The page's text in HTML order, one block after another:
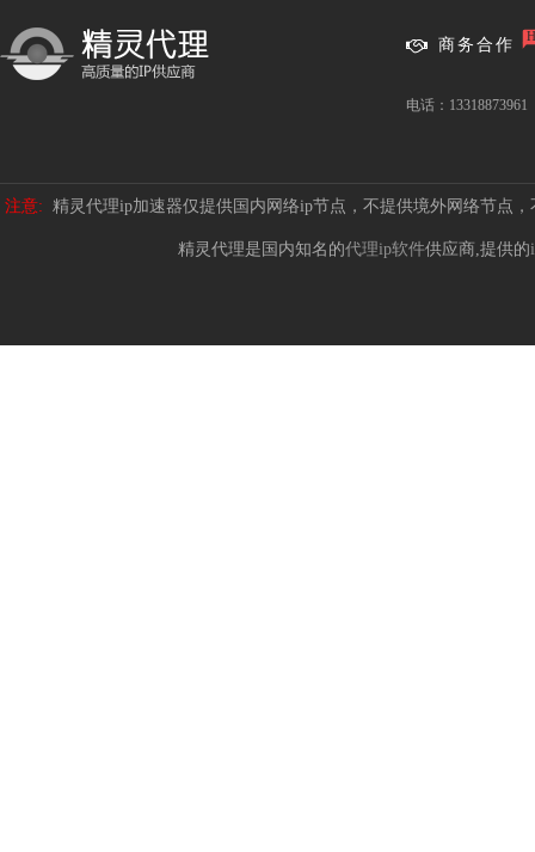
商务合作
电话：13318873961
注意: 精灵代理ip加速器仅提供国内网络ip节点，不提供境外网络节点
精灵代理是国内知名的代理ip软件供应商,提供的